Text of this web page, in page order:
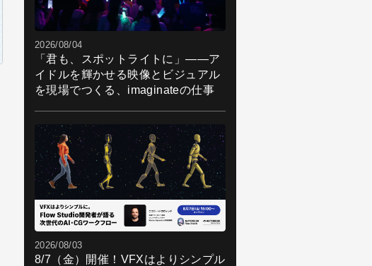
2026/08/04
「君も、スポットライトに」――ア
イドルを輝かせる映像とビジュアル
を現場でつくる、imaginateの仕事
2026/08/03
8/7（金）開催！VFXはよりシンプル